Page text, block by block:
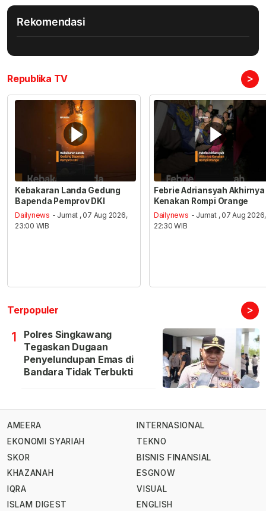
Rekomendasi
Republika TV >
Kebakaran Landa Gedung
Bapenda Pemprov DKI
Dailynews - Jumat , 07 Aug 2026,
23:00 WIB
Febrie Adriansyah Akhirnya
Kenakan Rompi Orange
Dailynews - Jumat , 07 Aug 2026,
22:30 WIB
Terpopuler >
1
Polres Singkawang
Tegaskan Dugaan
Penyelundupan Emas di
Bandara Tidak Terbukti
AMEERA
EKONOMI SYARIAH
SKOR
KHAZANAH
IQRA
ISLAM DIGEST
INTERNASIONAL
TEKNO
BISNIS FINANSIAL
ESGNOW
VISUAL
ENGLISH